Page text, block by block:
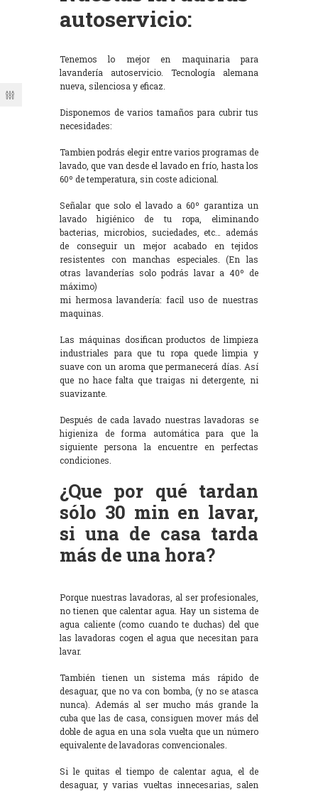
autoservicio:
Tenemos lo mejor en maquinaria para
lavandería autoservicio. Tecnología alemana
nueva, silenciosa y eficaz.
Disponemos de varios tamaños para cubrir tus
necesidades:
Tambien podrás elegir entre varios programas de
lavado, que van desde el lavado en frío, hasta los
60º de temperatura, sin coste adicional.
Señalar que solo el lavado a 60º garantiza un
lavado higiénico de tu ropa, eliminando
bacterias, microbios, suciedades, etc… además
de conseguir un mejor acabado en tejidos
resistentes con manchas especiales. (En las
otras lavanderías solo podrás lavar a 40º de
máximo)
mi hermosa lavandería: facil uso de nuestras
maquinas.
Las máquinas dosifican productos de limpieza
industriales para que tu ropa quede limpia y
suave con un aroma que permanecerá días. Así
que no hace falta que traigas ni detergente, ni
suavizante.
Después de cada lavado nuestras lavadoras se
higieniza de forma automática para que la
siguiente persona la encuentre en perfectas
condiciones.
¿Que por qué tardan
sólo 30 min en lavar,
si una de casa tarda
más de una hora?
Porque nuestras lavadoras, al ser profesionales,
no tienen que calentar agua. Hay un sistema de
agua caliente (como cuando te duchas) del que
las lavadoras cogen el agua que necesitan para
lavar.
También tienen un sistema más rápido de
desaguar, que no va con bomba, (y no se atasca
nunca). Además al ser mucho más grande la
cuba que las de casa, consiguen mover más del
doble de agua en una sola vuelta que un número
equivalente de lavadoras convencionales.
Si le quitas el tiempo de calentar agua, el de
desaguar, y varias vueltas innecesarias, salen